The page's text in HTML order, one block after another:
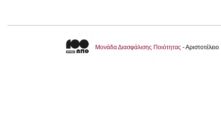
Μονάδα Διασφάλισης Ποιότητας -